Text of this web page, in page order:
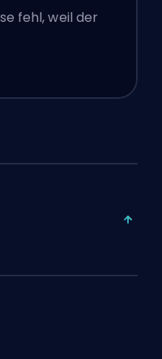
fehl, weil der